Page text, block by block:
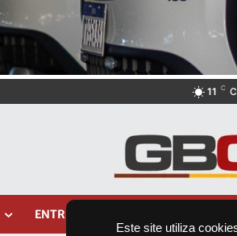
Este site utiliza
11 C
ENTRETENIMENTO